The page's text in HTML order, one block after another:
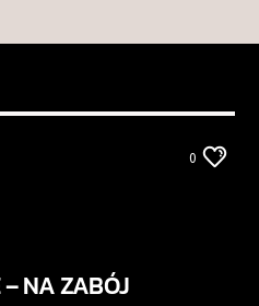
0
– NA ZABÓJ